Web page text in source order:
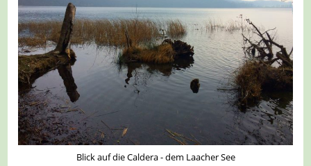
Blick auf die Caldera - dem Laacher See